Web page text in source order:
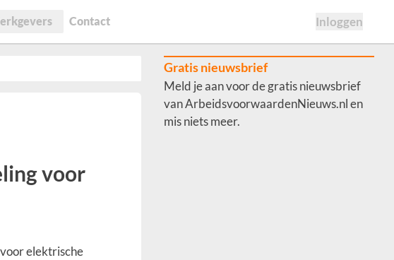
Contact Inloggen
voor
elektrische
Gratis nieuwsbrief
Meld je aan voor de gratis nieuwsbrief
van ArbeidsvoorwaardenNieuws.nl en
mis niets meer.